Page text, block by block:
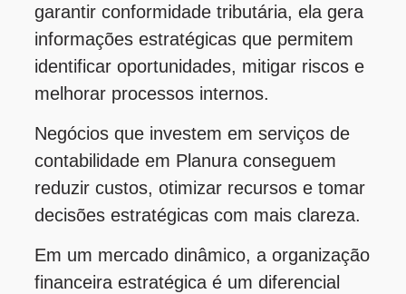
garantir conformidade tributária, ela gera
informações estratégicas que permitem
identificar oportunidades, mitigar riscos e
melhorar processos internos.
Negócios que investem em serviços de
contabilidade em Planura conseguem
reduzir custos, otimizar recursos e tomar
decisões estratégicas com mais clareza.
Em um mercado dinâmico, a organização
financeira estratégica é um diferencial